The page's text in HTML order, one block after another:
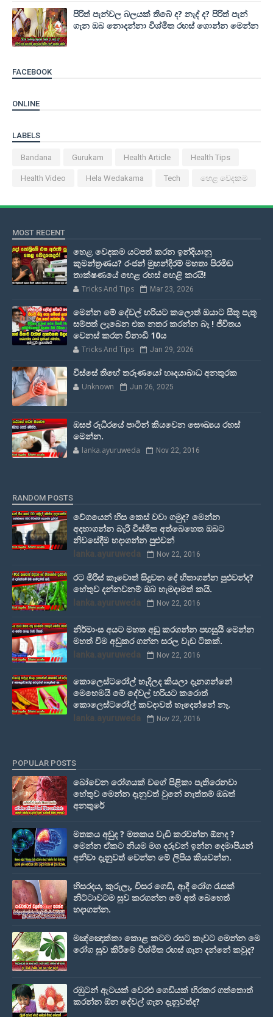
පිරිත් පැන්වල බලයක් තිබේ ද? නැද් ද? පිරිත් පැන්
ගැන ඔබ නොදන්නා විශ්මිත රහස් ගොන්න මෙන්න
FACEBOOK
ONLINE
LABELS
Bandana Gurukam Health Article Health Tips
Health Video Hela Wedakama Tech හෙළ වෙදකම
MOST RECENT
හෙළ වෙදකම යටපත් කරන ඉන්දියානු
කුමන්ත්‍රණය? රංජන් මුහන්දිරම් මහතා පිරමිඩ
තාක්ෂණයේ හෙළ රහස් හෙළි කරයි!
Tricks And Tips Mar 23, 2026
මෙන්න මේ දේවල් හරියට කලොත් ඔයාට සීතූ පැතූ
සම්පත් ලැබෙන එක නතර කරන්න බෑ ! ජීවිතය
වෙනස් කරන විනාඩි 10ය
Tricks And Tips Jan 29, 2026
විස්සේ තිහේ තරුණයෝ හෘදයාබාධ අනතුරක
Unknown Jun 26, 2025
ඔසප් රුධිරයේ පාටින් කියවෙන සෞඛ්‍යය රහස්
මෙන්න.
lanka.ayuruweda Nov 22, 2016
RANDOM POSTS
වේගයෙන් හිස කෙස් වවා ගමුද? මෙන්න
අදහාගන්න බැරි විස්මිත අත්බෙහෙත ඔබට
නිවසේදීම හදාගන්න පුළුවන්
lanka.ayuruweda Nov 22, 2016
රට මිරිස් කෑවොත් සිදුවන දේ හිතාගන්න පුළුවන්ද?
හේතුව දන්නවනම් ඔබ හැමදාමත් කයි.
lanka.ayuruweda Nov 22, 2016
නිර්මාංස අයට මහත අඩු කරගන්න පහසුයි මෙන්න
මහත් වීම අඩුකර ගන්න සරල වැඩ ටිකක්.
lanka.ayuruweda Nov 22, 2016
කොලෙස්ටරෝල් හැදිලද කියලා දැනගන්නේ
මෙහෙමයි මේ දේවල් හරියට කරොත්
කොලෙස්ටරෝල් කවදාවත් හැදෙන්නේ නෑ.
lanka.ayuruweda Nov 22, 2016
POPULAR POSTS
බෝවෙන රෝගයක් වගේ පිළිකා පැතිරෙනවා
හේතුව මෙන්න දැනුවත් වුනේ නැත්තම් ඔබත්
අනතුරේ
මතකය අඩුද ? මතකය වැඩි කරවන්න ඕනද ?
මෙන්න ඒකට නියම මග දරුවන් ඉන්න දෙමාපියන්
අනිවා දැනුවත් වෙන්න මේ ලිපිය කියවන්න.
හිසරදය, කුරුලෑ, විසර ගෙඩි, ආදී රෝග රැසක්
නිට්ටාවටම සුව කරගන්න මේ අත් බෙහෙත්
හදාගන්න.
මඤ්ඤොක්‌කා කොළ කටට රසට කෑවට මෙන්න මෙ
රෝග සුව කිරීමේ විශ්මිත රහස් ගැන දන්නේ කවුද?
රඹුටන් ඇටයක් වෙරළු ගෙඩියක් හිරකර ගත්තොත්
කරන්න ඕන දේවල් ගැන දැනුවත්ද?